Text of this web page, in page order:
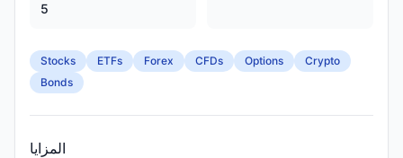
5
Stocks ETFs Forex CFDs Options
Crypto
Bonds
المزايا